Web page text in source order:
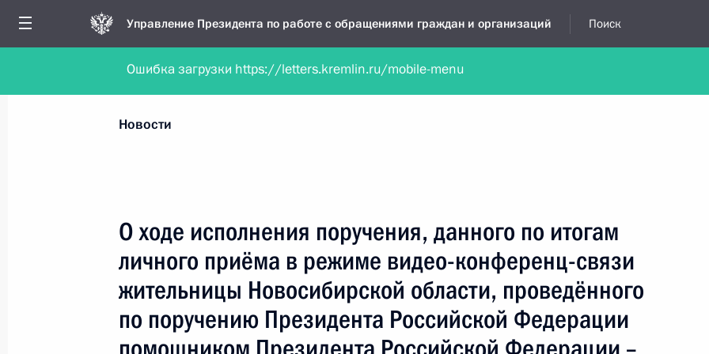
Управление Президента по работе с обращениями граждан и организаций Поиск
Обратиться в форме электронного документа Обратиться в устной форме
Все новости
Все руководители, регионы, города и темы
Новости
О ходе исполнения поручения, данного по итогам
личного приёма в режиме видео-конференц-связи
жительницы Новосибирской области, проведённого
по поручению Президента Российской Федерации
Ошибка загрузки https://letters.kremlin.ru/mobile-menu